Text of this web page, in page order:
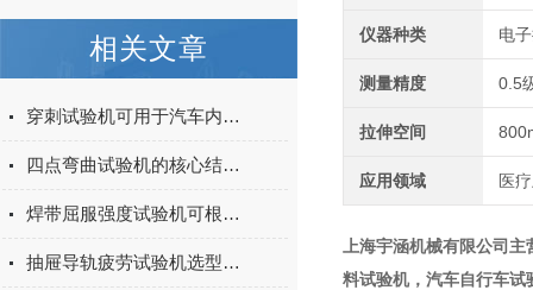
相关文章
穿刺试验机可用于汽车内饰表皮、防撞缓冲材料得性能测试
四点弯曲试验机的核心结构与工作原理特点
焊带屈服强度试验机可根据不同标准和试验需求调整试验条件
抽屉导轨疲劳试验机选型指南：如何量化评估家具五金的耐用性
仪器种类 电
测量精度 0.5
拉伸空间
应用领域 医
上海宇涵机械有限公司
料试验机，汽车自行车